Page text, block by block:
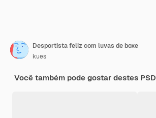
Desportista feliz com luvas de boxe
kues
Você também pode gostar destes PSD